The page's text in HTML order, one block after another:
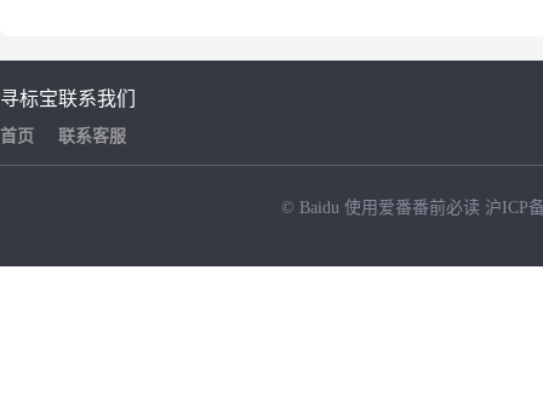
寻标宝
首页
联系我们
联系客服
© Baidu 使用爱番番前必读 沪ICP